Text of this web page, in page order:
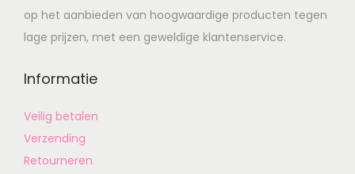
op het aanbieden van hoogwaardige producten tegen
lage prijzen, met een geweldige klantenservice.
Informatie
Veilig betalen
Verzending
Retourneren